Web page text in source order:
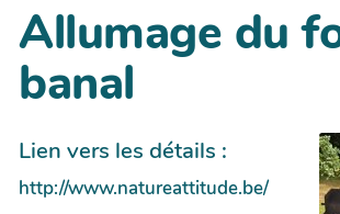
Allumage du
banal
Lien vers les détails :
http://www.natureattitude.be/